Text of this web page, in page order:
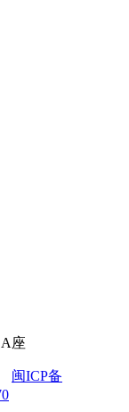
座
闽ICP备